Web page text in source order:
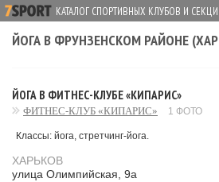
КАТАЛОГ СПОРТИВНЫХ КЛУБОВ И
ЙОГА В ФРУНЗЕНСКОМ РАЙОНЕ
ЙОГА В ФИТНЕС-КЛУБЕ «КИПАРИС»
ФИТНЕС-КЛУБ «КИПАРИС» 1 ФОТО
Классы: йога, стретчинг-йога.
ХАРЬКОВ
улица Олимпийская, 9а